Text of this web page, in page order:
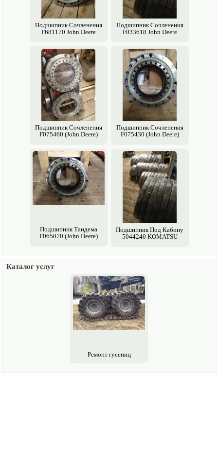
Подшипник Сочленения
F681170 John Deere
Подшипник Сочленения
F033618 John Deere
Подшипник Сочленения
F075460 (John Deere)
Подшипник Сочленения
F075430 (John Deere)
Подшипник Тандема
F065070 (John Deere)
Подшипник Под Кабину
5044240 KOMATSU
Каталог услуг
Ремонт гусениц